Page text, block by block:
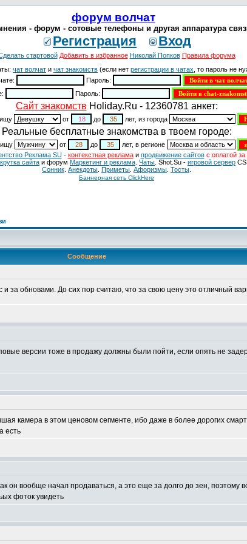
форум волчат
- форум - сотовые телефоны и другая аппаратура
Регистрация Вход
стартовой Добавить в избранное Николай Попков Правила форума
чат волчат и чат знакомств (если нет регистрации в чатах , то пароль не
Пароль:
Пароль:
Cайт знакомств Holiday.Ru - 12360781 анкет:
ищу от до лет, из города
Реальные бесплатные знакомства в твоем городе:
ищу от до
лет, в регионе
Реклама SU- контекстная рекламаи продвижение сайтов с оплатой за
сайта и форум Маркетинг и реклама Чаты . Shot.Su - игровой сервер
Сонник Анекдоты Приметы Aфоризмы Тосты
Баннерная сеть ClickHere
Сообщение
за обновами. До сих пор считаю, что за свою цену это отличный
версии тоже в продажу должны были пойти, если опять не
камера в этом ценовом сегменте, ибо даже в более дорогих
есть
он вообще начал продаваться, а это еще за долго до зен, поэтому
фоток увидеть